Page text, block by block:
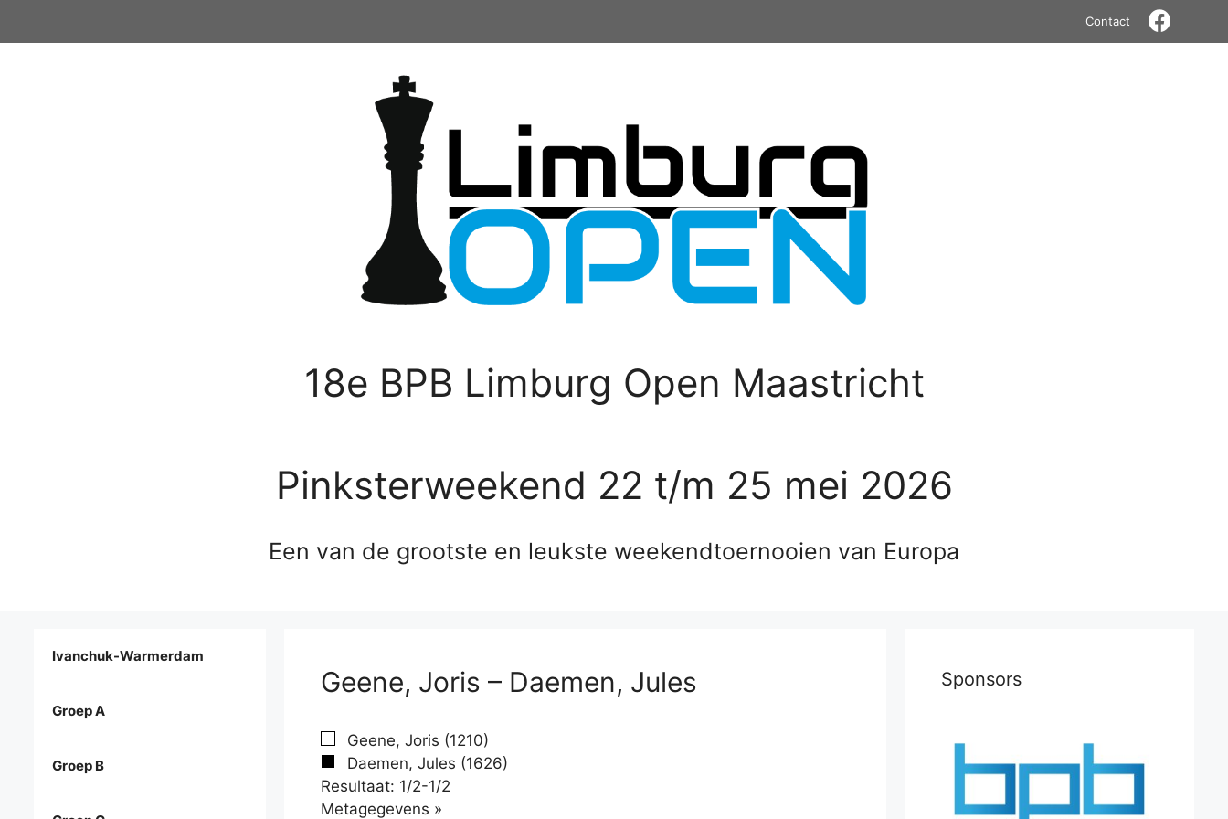
Contact
18e BPB Limburg Open Maastricht
Pinksterweekend 22 t/m 25 mei 2026
Een van de grootste en leukste weekendtoernooien van Europa
Geene, Joris – Daemen, Jules
Geene, Joris (1210)
Daemen, Jules (1626)
Resultaat: 1/2-1/2
Metagegevens »
Ivanchuk-Warmerdam
Groep A
Groep B
Sponsors